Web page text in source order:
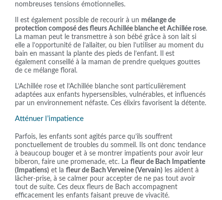
nombreuses tensions émotionnelles.
Il est également possible de recourir à un mélange de
protection composé des fleurs Achillée blanche et Achillée rose.
La maman peut le transmettre à son bébé grâce à son lait si
elle a l’opportunité de l’allaiter, ou bien l’utiliser au moment du
bain en massant la plante des pieds de l’enfant. Il est
également conseillé à la maman de prendre quelques gouttes
de ce mélange floral.
L’Achillée rose et l’Achillée blanche sont particulièrement
adaptées aux enfants hypersensibles, vulnérables, et influencés
par un environnement néfaste. Ces élixirs favorisent la détente.
Atténuer l’impatience
Parfois, les enfants sont agités parce qu’ils souffrent
ponctuellement de troubles du sommeil. Ils ont donc tendance
à beaucoup bouger et à se montrer impatients pour avoir leur
biberon, faire une promenade, etc. La fleur de Bach Impatiente
(Impatiens) et la fleur de Bach Verveine (Vervain) les aident à
lâcher-prise, à se calmer pour accepter de ne pas tout avoir
tout de suite. Ces deux fleurs de Bach accompagnent
efficacement les enfants faisant preuve de vivacité.